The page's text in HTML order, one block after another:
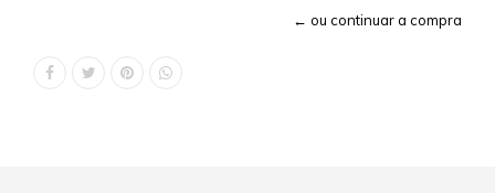
← ou continuar a compra